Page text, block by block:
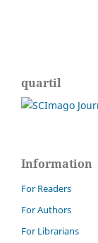
quartil
Information
For Readers
For Authors
For Librarians